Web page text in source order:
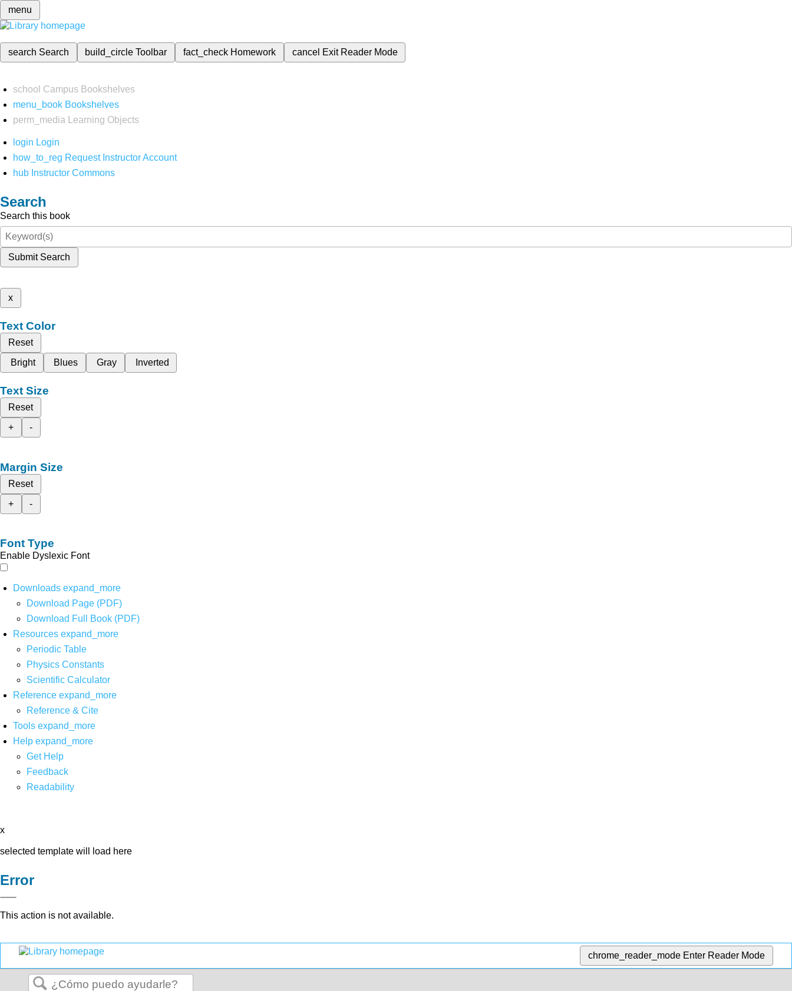
menu
search Search build_circleToolbar fact_check Homework cancel Exit Reader Mode
school Campus Bookshelves
menu_book Bookshelves
perm_media
Learning Objects
login Login
how_to_reg Request Instructor Account
hub Instructor Commons
Search
Search this book
Submit Search
x
Text Color
Reset
Bright
Blues Gray Inverted
Text Size
Reset
+
-
Margin Size
Reset
+
-
Font Type
Enable Dyslexic Font
Downloads expand_more
Download Page (PDF)
Download Full Book (PDF)
Resources expand_more
Periodic Table
Physics Constants
Scientific Calculator
Reference expand_more
Reference & Cite
Tools expand_more
Help expand_more
Get Help
Feedback
Readability
x
selected template will load here
Error
This action is not available.
chrome_reader_mode Enter Reader Mode